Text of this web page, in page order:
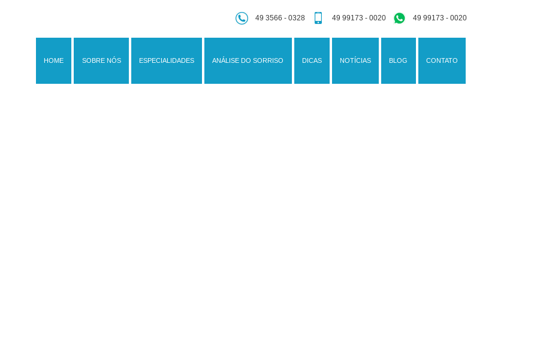
49 99173 - 0020
49 99173 - 0020
49 3566 - 0328
HOME SOBRE NÓS ESPECIALIDADES ANÁLISE DO SORRISO DICAS NOTÍCIAS BLOG CONTATO
img-contato